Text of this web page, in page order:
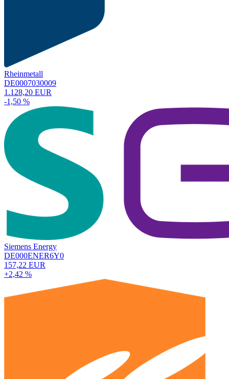
Rheinmetall
DE0007030009
1.128,20 EUR
-1,50 %
Siemens Energy
DE000ENER6Y0
157,22 EUR
+2,42 %